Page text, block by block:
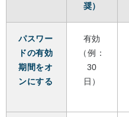
奨）
パスワー
ドの有効
期間をオ
ンにする
有効
（例：
30
日）